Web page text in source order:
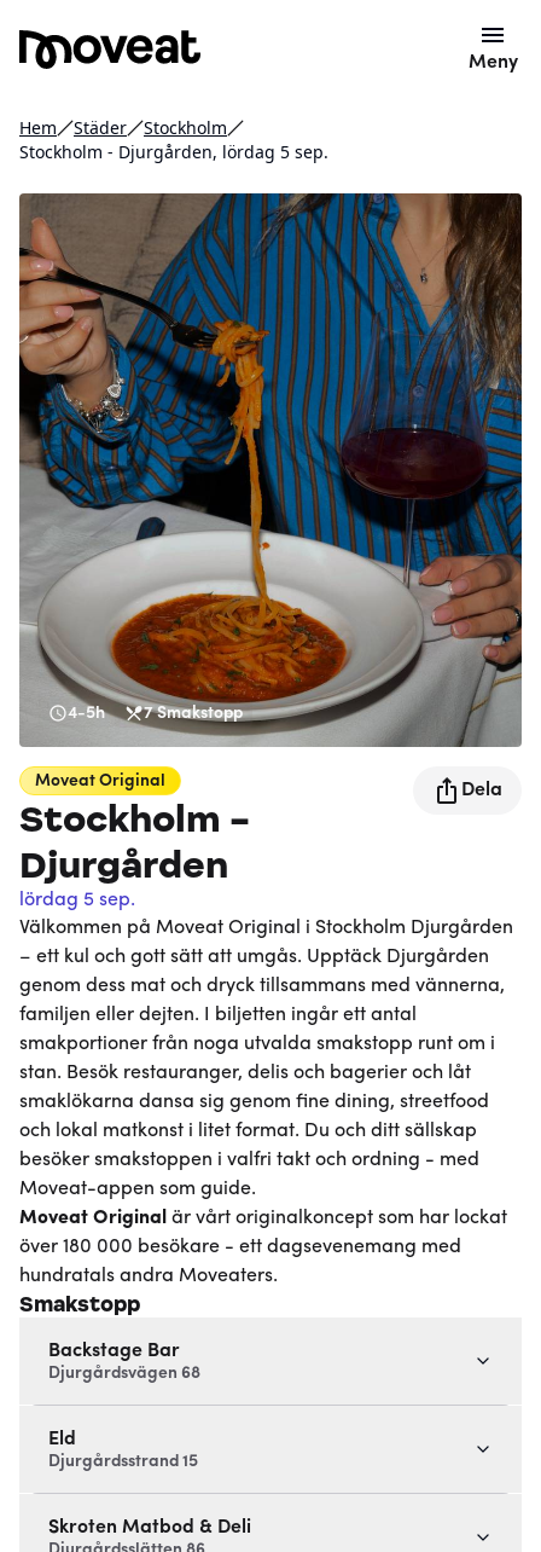
Meny
Hem Städer
Stockholm
Stockholm - Djurgården, lördag 5 sep.
4-5h 7 Smakstopp
Moveat Original
Stockholm -
Djurgården
lördag 5 sep.
Dela
Välkommen på Moveat Original i Stockholm Djurgården
– ett kul och gott sätt att umgås. Upptäck Djurgården
genom dess mat och dryck tillsammans med vännerna,
familjen eller dejten. I biljetten ingår ett antal
smakportioner från noga utvalda smakstopp runt om i
stan. Besök restauranger, delis och bagerier och låt
smaklökarna dansa sig genom fine dining, streetfood
och lokal matkonst i litet format. Du och ditt sällskap
besöker smakstoppen i valfri takt och ordning - med
Moveat-appen som guide.
Moveat Original är vårt originalkoncept som har lockat
över 180 000 besökare - ett dagsevenemang med
hundratals andra Moveaters.
Smakstopp
Backstage Bar
Djurgårdsvägen 68
Eld
Djurgårdsstrand 15
Skroten Matbod & Deli